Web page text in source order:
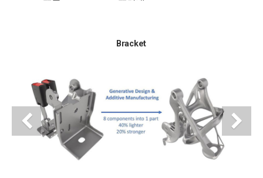
Bracket
Previous